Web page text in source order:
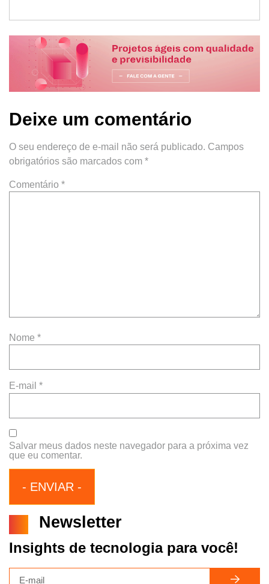
Deixe um comentário
O seu endereço de e-mail não será publicado. Campos
obrigatórios são marcados com *
Comentário *
Nome *
E-mail *
Salvar meus dados neste navegador para a próxima vez
que eu comentar.
Newsletter
Insights de tecnologia para você!